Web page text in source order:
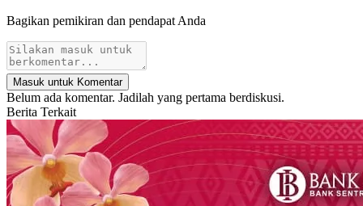
Bagikan pemikiran dan pendapat Anda
Masuk untuk Komentar
Belum ada komentar. Jadilah yang pertama berdiskusi.
Berita Terkait